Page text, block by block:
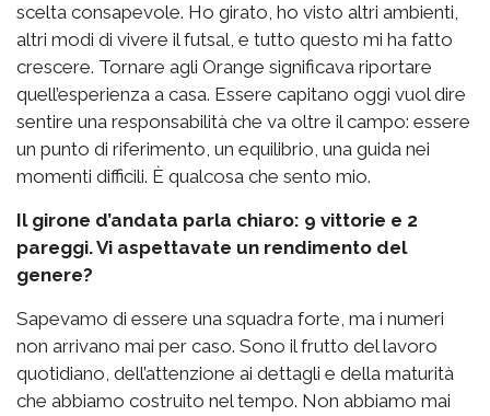
scelta consapevole. Ho girato, ho visto altri ambienti,
altri modi di vivere il futsal, e tutto questo mi ha fatto
crescere. Tornare agli Orange significava riportare
quell’esperienza a casa. Essere capitano oggi vuol dire
sentire una responsabilità che va oltre il campo: essere
un punto di riferimento, un equilibrio, una guida nei
momenti difficili. È qualcosa che sento mio.
Il girone d’andata parla chiaro: 9 vittorie e 2
pareggi. Vi aspettavate un rendimento del
genere?
Sapevamo di essere una squadra forte, ma i numeri
non arrivano mai per caso. Sono il frutto del lavoro
quotidiano, dell’attenzione ai dettagli e della maturità
che abbiamo costruito nel tempo. Non abbiamo mai